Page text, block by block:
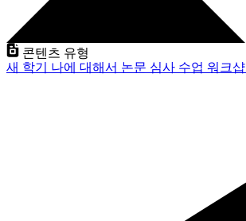
콘텐츠 유형
새 학기 나에 대해서 논문 심사 수업 워크샵